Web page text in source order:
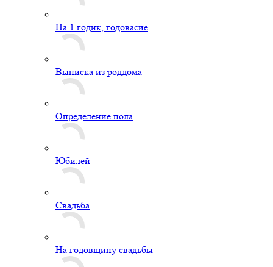
На 1 годик, годовасие
Выписка из роддома
Определение пола
Юбилей
Свадьба
На годовщину свадьбы